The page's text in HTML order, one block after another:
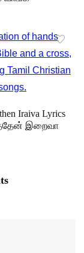
Iraiva Lyrics
இறைவா